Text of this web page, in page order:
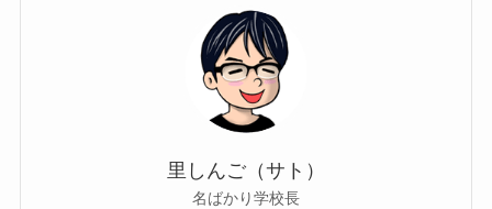
里しんご（サト）
名ばかり学校長